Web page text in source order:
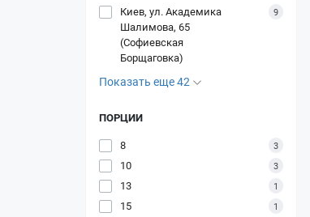
Киев, ул. Академика
Шалимова, 65
(Софиевская
Борщаговка)
9
Показать еще 42
ПОРЦИИ
8
3
10 3
13 1
15 1